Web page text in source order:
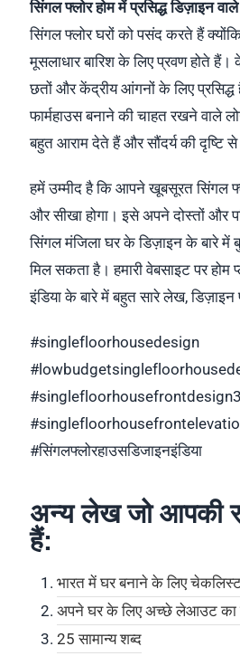
सिंगल फ्लोर होम में प्रसिद्ध डिज़ाइन
सिंगल फ्लोर घरों को पसंद करते हैं
मूसलाधार बारिश के लिए प्रवण होते
छतों और केंद्रीय आंगनों के लिए
फार्महाउस बनाने की चाहत रखने वाले
बहुत आराम देते हैं और सौंदर्य की दृष्टि
हमें उम्मीद है कि आपने खूबसूरत सिंगल
और सीखा होगा। इसे अपने दोस्तों और
सिंगल मंजिला घर के डिज़ाइन के बारे में
मिल सकता है। हमारी वेबसाइट पर होम
इंडिया के बारे में बहुत सारे लेख, डिज़ाइन
#singlefloorhousedesign
#सिंगलफ्लोरहाउसडिजाइनइंडिया
अन्य लेख जो आपकी
हैं:
भारत में घर बनाने के लिए
अपने घर के लिए अच्छे लेआउट का
25 सामान्य शब्द